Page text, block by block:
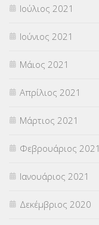
Ιούλιος 2021
Ιούνιος 2021
Μάιος 2021
Απρίλιος 2021
Μάρτιος 2021
Φεβρουάριος 2021
Ιανουάριος 2021
Δεκέμβριος 2020